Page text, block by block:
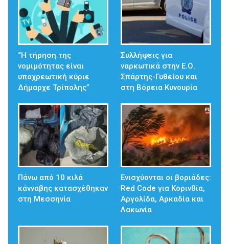
“Η τήρηση της
νομιμότητας είναι
υποχρεωτική κύριε
Δήμαρχε Τρίπολης”
Συλλήψεις για
ναρκωτικά στην Ε.Ο.
Σπάρτης-Γυθείου και
στη Βόρεια Κυνουρία
Πάνω από 10 κιλά
κάνναβης κατασχέθηκαν
στη Μεσσηνία
Ενισχύονται οι βοριάδες:
Red Code για Κορινθία,
Αργολίδα, Αρκαδία και
Λακωνία